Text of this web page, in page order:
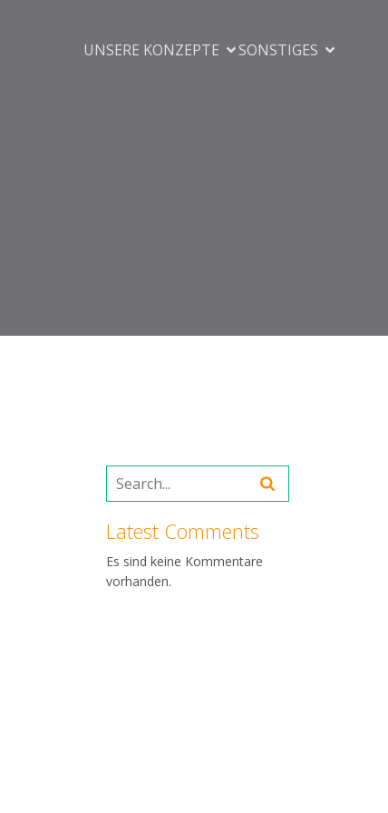
UNSERE KONZEPTE SONSTIGES
Latest Comments
Es sind keine Kommentare
vorhanden.